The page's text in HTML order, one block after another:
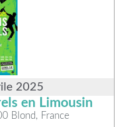
2025
en Limousin
Blond, France